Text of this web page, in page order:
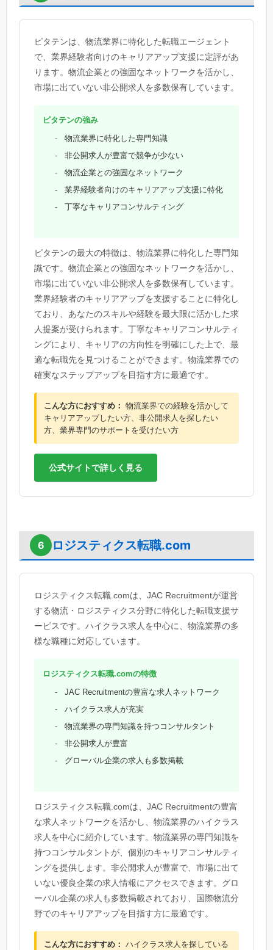
ピタテンは、物流業界に特化した転職エージェント
で、業界経験者向けのキャリアアップ支援に定評があ
ります。物流企業との強固なネットワークを活かし、
市場に出ていない非公開求人を多数保有しています。
ピタテンの強み
物流業界に特化した専門知識
非公開求人が豊富で競争が少ない
物流企業との強固なネットワーク
業界経験者向けのキャリアアップ支援に特化
丁寧なキャリアコンサルティング
ピタテンの最大の特徴は、物流業界に特化した専門知
識です。物流企業との強固なネットワークを活かし、
市場に出ていない非公開求人を多数保有しています。
業界経験者のキャリアアップを支援することに特化し
ており、あなたのスキルや経験を最大限に活かした求
人提案が受けられます。丁寧なキャリアコンサルティ
ングにより、キャリアの方向性を明確にした上で、最
適な転職先を見つけることができます。物流業界での
確実なステップアップを目指す方に最適です。
こんな方におすすめ： 物流業界での経験を活かして
キャリアアップしたい方、非公開求人を探したい
方、業界専門のサポートを受けたい方
公式サイトで詳しく見る
6 ロジスティクス転職.com
ロジスティクス転職.comは、JAC Recruitmentが運営
する物流・ロジスティクス分野に特化した転職支援サ
ービスです。ハイクラス求人を中心に、物流業界の多
様な職種に対応しています。
ロジスティクス転職.comの特徴
JAC Recruitmentの豊富な求人ネットワーク
ハイクラス求人が充実
物流業界の専門知識を持つコンサルタント
非公開求人が豊富
グローバル企業の求人も多数掲載
ロジスティクス転職.comは、JAC Recruitmentの豊富
な求人ネットワークを活かし、物流業界のハイクラス
求人を中心に紹介しています。物流業界の専門知識を
持つコンサルタントが、個別のキャリアコンサルティ
ングを提供します。非公開求人が豊富で、市場に出て
いない優良企業の求人情報にアクセスできます。グロ
ーバル企業の求人も多数掲載されており、国際物流分
野でのキャリアアップを目指す方に最適です。
こんな方におすすめ： ハイクラス求人を探している